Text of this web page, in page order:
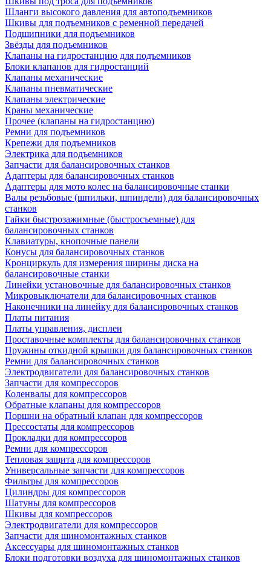
Шланги высокого давления для автоподъемников
Шкивы для подъемников с ременной передачей
Подшипники для подъемников
Звёзды для подъемников
Клапаны на гидростанцию для подъемников
Блоки клапанов для гидростанций
Клапаны механические
Клапаны пневматические
Клапаны электрические
Краны механические
Прочее (клапаны на гидростанцию)
Ремни для подъемников
Крепежи для подъемников
Электрика для подъемников
Запчасти для балансировочных станков
Адаптеры для балансировочных станков
Адаптеры для мото колес на балансировочные станки
Валы резьбовые (шпильки, шпиндели) для балансировочных
станков
Гайки быстрозажимные (быстросъемные) для
балансировочных станков
Клавиатуры, кнопочные панели
Конусы для балансировочных станков
Кронциркуль для измерения ширины диска на
балансировочные станки
Линейки установочные для балансировочных станков
Микровыключатели для балансировочных станков
Наконечники на линейку для балансировочных станков
Платы питания
Платы управления, дисплеи
Проставочные комплекты для балансировочных станков
Пружины откидной крышки для балансировочных станков
Ремни для балансировочных станков
Электродвигатели для балансировочных станков
Запчасти для компрессоров
Коленвалы для компрессоров
Обратные клапаны для компрессоров
Поршни на обратный клапан для компрессоров
Прессостаты для компрессоров
Прокладки для компрессоров
Ремни для компрессоров
Тепловая защита для компрессоров
Универсальные запчасти для компрессоров
Фильтры для компрессоров
Цилиндры для компрессоров
Шатуны для компрессоров
Шкивы для компрессоров
Электродвигатели для компрессоров
Запчасти для шиномонтажных станков
Аксессуары для шиномонтажных станков
Блоки подготовки воздуха для шиномонтажных станков